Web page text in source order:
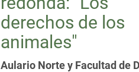
derechos de los
animales"
Aulario Norte y Facultad de